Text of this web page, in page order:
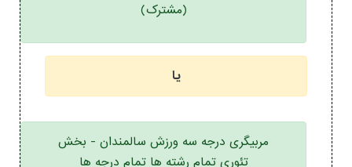
(مشترک)
یا
مربیگری درجه سه ورزش سالمندان - بخش
تئوری تمام رشته ها تمام درجه ها